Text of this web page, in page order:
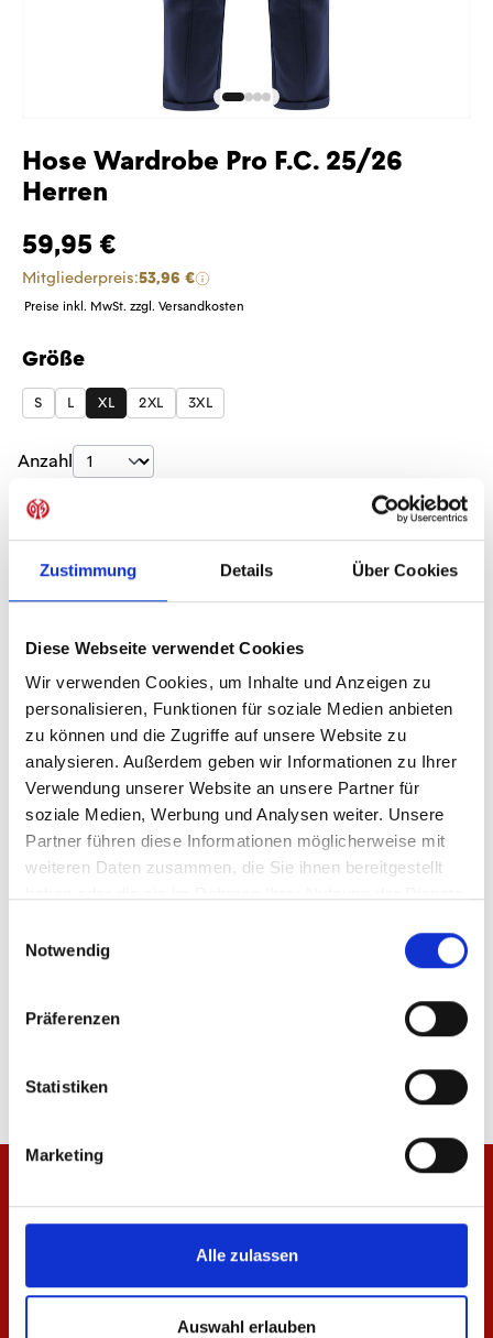
Zustimmung Details Über Cookies
Diese Webseite verwendet Cookies
Wir verwenden Cookies, um Inhalte und Anzeigen zu
personalisieren, Funktionen für soziale Medien anbieten
zu können und die Zugriffe auf unsere Website zu
analysieren. Außerdem geben wir Informationen zu Ihrer
Verwendung unserer Website an unsere Partner für
soziale Medien, Werbung und Analysen weiter. Unsere
Partner führen diese Informationen möglicherweise mit
weiteren Daten zusammen, die Sie ihnen bereitgestellt
Notwendig
Präferenzen
Statistiken
Marketing
Alle zulassen
Auswahl erlauben
Hose Wardrobe Pro F.C. 25/26
Herren
59,95 €
Mitgliederpreis:53,96 €
Preise inkl. MwSt. zzgl. Versandkosten
Größe
auswählen
S L XL 2XL 3XL
Produkt Anzahl: Gib den gewünschten
Anzahl
Sofort verfügbar, Lieferzeit: 5-7 Tage
Produktdetails
ÄHNLICHE PRODUKTE
Jacke Wardrobe Pro